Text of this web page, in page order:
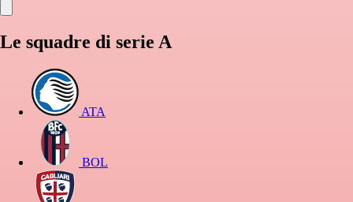
Le squadre di serie A
ATA
BOL